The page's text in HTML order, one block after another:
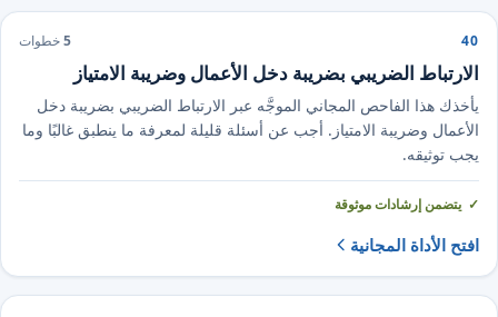
40
5خطوات
الارتباط الضريبي بضريبة دخل الأعمال وضريبة الامتياز
يأخذك هذا الفاحص المجاني الموجَّه عبر الارتباط الضريبي بضريبة دخل
الأعمال وضريبة الامتياز. أجب عن أسئلة قليلة لمعرفة ما ينطبق غالبًا وما
يجب توثيقه.
يتضمن إرشادات موثوقة
افتح الأداة المجانية